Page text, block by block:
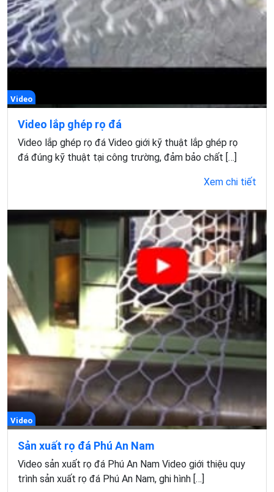
Video
Video lắp ghép rọ đá
Video lắp ghép rọ đá Video giới kỹ thuật lắp ghép rọ
đá đúng kỹ thuật tại công trường, đảm bảo chất […]
Xem chi tiết
Video
Sản xuất rọ đá Phú An Nam
Video sản xuất rọ đá Phú An Nam Video giới thiệu quy
trình sản xuất rọ đá Phú An Nam, ghi hình […]